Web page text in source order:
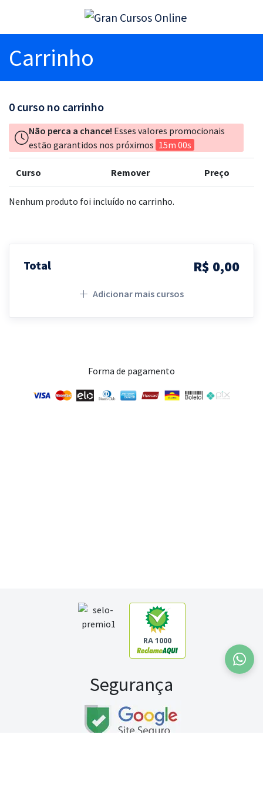
Carrinho
0 curso no carrinho
Não perca a chance! Esses valores promocionais
estão garantidos nos próximos 15m 00s
Curso Remover Preço
Nenhum produto foi incluído no carrinho.
Total R$ 0,00
Adicionar mais cursos
Forma de pagamento
RA 1000
Segurança